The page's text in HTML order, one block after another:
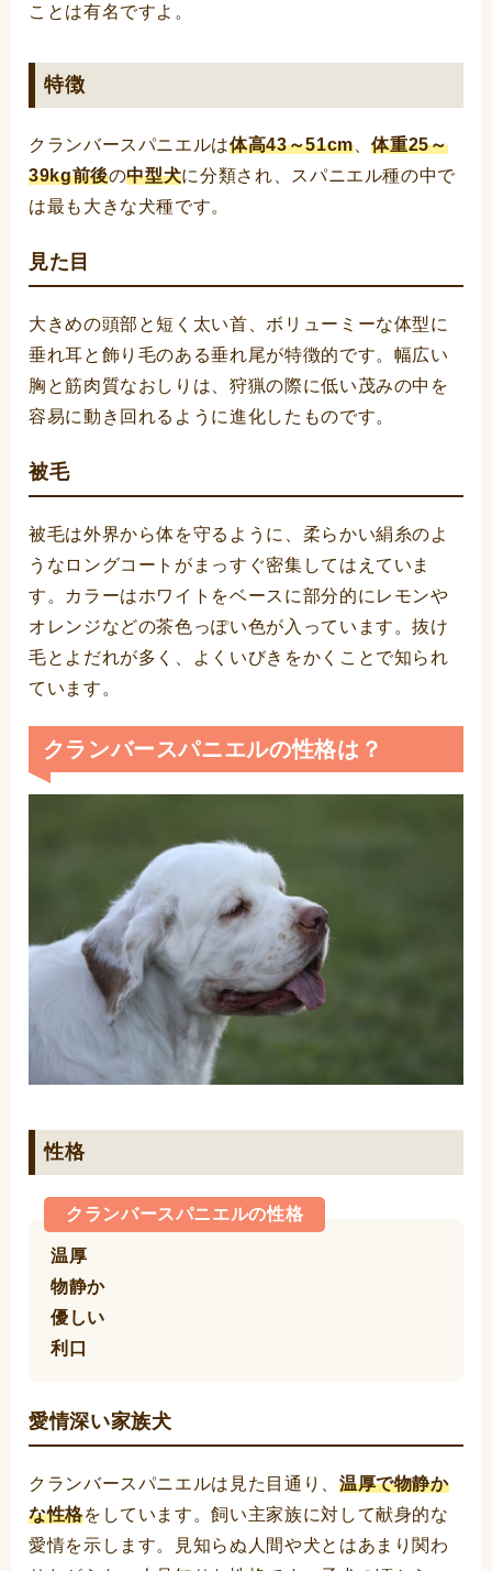
ことは有名ですよ。
特徴
クランバースパニエルは体高43～51cm、体重25～
39kg前後の中型犬に分類され、スパニエル種の中で
は最も大きな犬種です。
見た目
大きめの頭部と短く太い首、ボリューミーな体型に
垂れ耳と飾り毛のある垂れ尾が特徴的です。幅広い
胸と筋肉質なおしりは、狩猟の際に低い茂みの中を
容易に動き回れるように進化したものです。
被毛
被毛は外界から体を守るように、柔らかい絹糸のよ
うなロングコートがまっすぐ密集してはえていま
す。カラーはホワイトをベースに部分的にレモンや
オレンジなどの茶色っぽい色が入っています。抜け
毛とよだれが多く、よくいびきをかくことで知られ
ています。
クランバースパニエルの性格は？
性格
クランバースパニエルの性格
温厚
物静か
優しい
利口
愛情深い家族犬
クランバースパニエルは見た目通り、 温厚で物静か
な性格をしています。飼い主家族に対して献身的な
愛情を示します。見知らぬ人間や犬とはあまり関わ